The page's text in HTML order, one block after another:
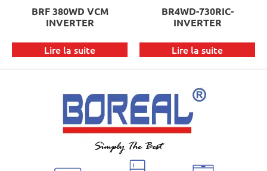
BRF 380WD VCM
INVERTER
Lire la suite
BR4WD-730RIC-
INVERTER
Lire la suite